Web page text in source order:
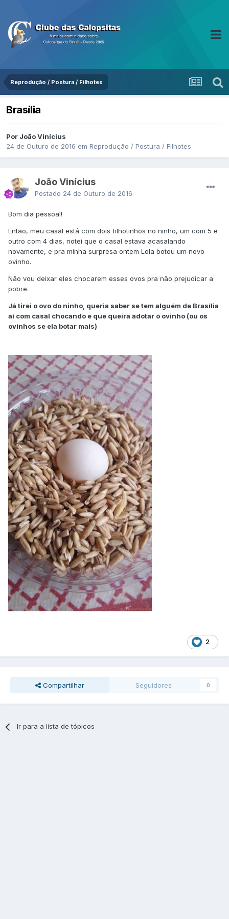
Reprodução / Postura / Filhotes
Brasília
Por João Vinícius
24 de Outuro de 2016 em Reprodução / Postura / Filhotes
João Vinícius
Postado 24 de Outuro de 2016
Bom dia pessoal!
Então, meu casal está com dois filhotinhos no ninho, um com 5 e
outro com 4 dias, notei que o casal estava acasalando
novamente, e pra minha surpresa ontem Lola botou um novo
ovinho.
Não vou deixar eles chocarem esses ovos pra não prejudicar a
pobre.
Já tirei o ovo do ninho, queria saber se tem alguém de Brasília
aí com casal chocando e que queira adotar o ovinho (ou os
ovinhos se ela botar mais)
2
Compartilhar Seguidores 0
Ir para a lista de tópicos